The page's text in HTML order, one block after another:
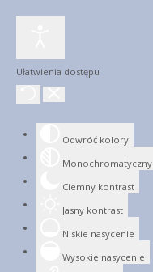
Ułatwienia dostępu
Odwróć kolory
Monochromatyczny
Ciemny kontrast
Jasny kontrast
Niskie nasycenie
Wysokie nasycenie